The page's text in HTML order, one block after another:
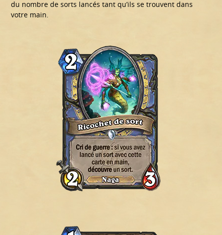
du nombre de sorts lancés tant qu’ils se trouvent dans
votre main.